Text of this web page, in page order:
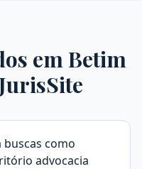
emBetim
buscas como
advocacia